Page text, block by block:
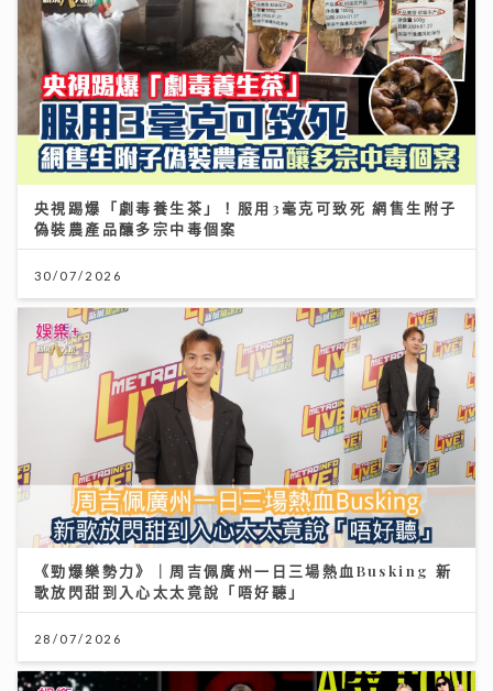
央視踢爆「劇毒養生茶」！服用3毫克可致死 網售生附子
偽裝農產品釀多宗中毒個案
30/07/2026
《勁爆樂勢力》｜周吉佩廣州一日三場熱血Busking 新
歌放閃甜到入心太太竟說「唔好聽」
28/07/2026